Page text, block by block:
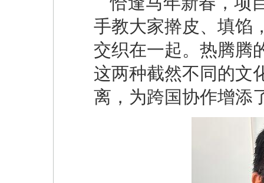
手教大家擀皮、填馅
交织在一起。热腾腾
这两种截然不同的文
离，为跨国协作增添